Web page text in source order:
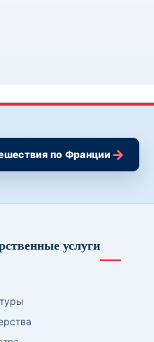
по Франции →
услуги